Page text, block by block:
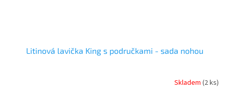
Litinová lavička King s područkami - sada nohou
Skladem (2 ks)